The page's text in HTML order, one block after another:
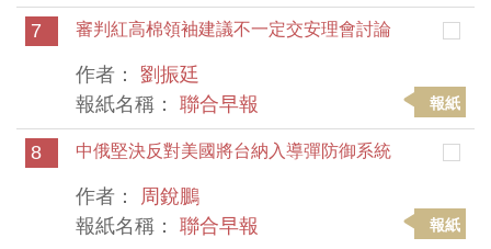
7 審判紅高棉領袖建議不一定交安理會討論
作者： 劉振廷
報紙名稱： 聯合早報 報紙
8 中俄堅決反對美國將台納入導彈防御系統
作者： 周銳鵬
報紙名稱： 聯合早報 報紙